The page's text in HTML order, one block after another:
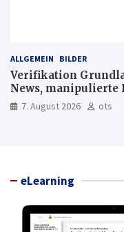
ALLGEMEIN BILDER
Verifikation
News, manipulierte
7. August 2026 ots
eLearning